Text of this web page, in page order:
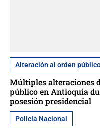
Alteración al orden
Múltiples alteraciones
público en Antioquia
posesión presidencial
Policía Nacional